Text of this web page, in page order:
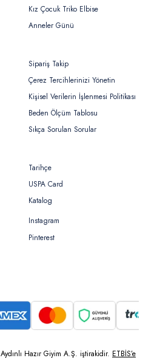
Kız Çocuk Triko Elbise
Anneler Günü
Sipariş Takip
Çerez Tercihlerinizi Yönetin
Kişisel Verilerin İşlenmesi Politikası
Beden Ölçüm Tablosu
Sıkça Sorulan Sorular
Tarihçe
USPA Card
Katalog
Instagram
Pinterest
Aydınlı Hazır Giyim A.Ş. iştirakidir. ETBİS’e